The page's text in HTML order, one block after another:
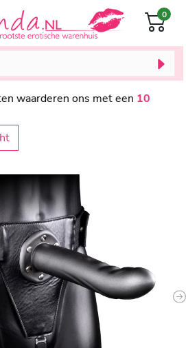
ons met een10
0